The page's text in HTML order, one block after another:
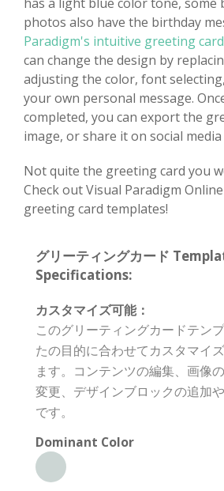
photos also have the birthday
Paradigm's intuitive greeting
can change the design by
adjusting the color, font
your own personal message.
completed, you can export the
image, or share it on social
Not quite the greeting card you
Check out Visual Paradigm
greeting card templates!
グリーティングカード
Specifications:
カスタマイズ可能：
このグリーティングカードテン
たの目的に合わせてカスタマイ
ます。コンテンツの編集、画像
変更、デザインブロックの追加
です。
Dominant Color